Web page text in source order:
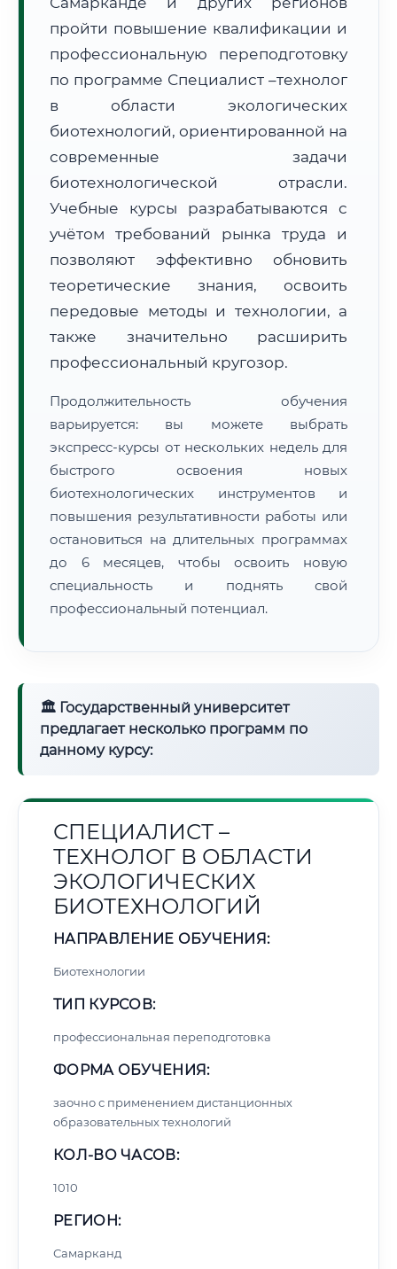
Расчет логистики оригиналов:
• Маршрут транзита:~2 081 км
пройти повышение квалификации и
профессиональную переподготовку
по программе Специалист –технолог
в области экологических
биотехнологий, ориентированной на
современные задачи
биотехнологической отрасли.
Учебные курсы разрабатываются с
учётом требований рынка труда и
позволяют эффективно обновить
теоретические знания, освоить
передовые методы и технологии, а
также значительно расширить
профессиональный кругозор.
Продолжительность обучения
варьируется: вы можете выбрать
экспресс-курсы от нескольких недель для
быстрого освоения новых
биотехнологических инструментов и
повышения результативности работы или
остановиться на длительных программах
до 6 месяцев, чтобы освоить новую
специальность и поднять свой
профессиональный потенциал.
🏛 Государственный университет
предлагает несколько программ по
данному курсу:
СПЕЦИАЛИСТ –
ТЕХНОЛОГ В ОБЛАСТИ
ЭКОЛОГИЧЕСКИХ
БИОТЕХНОЛОГИЙ
НАПРАВЛЕНИЕ ОБУЧЕНИЯ:
Биотехнологии
ТИП КУРСОВ:
профессиональная переподготовка
ФОРМА ОБУЧЕНИЯ:
заочно с применением дистанционных
образовательных технологий
КОЛ-ВО ЧАСОВ:
1010
РЕГИОН:
Самарканд